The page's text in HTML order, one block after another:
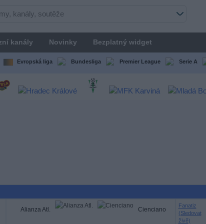
kanály Novinky Bezplatný widget
Evropská liga Bundesliga Premier League Serie A
Alianza Atl. Cienciano
Fanatiz
(Sledovat
živě)